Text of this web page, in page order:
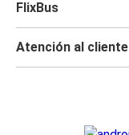
FlixBus
Atención al cliente